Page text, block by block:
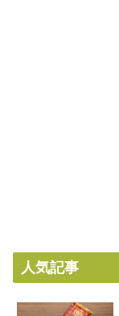
人気記事